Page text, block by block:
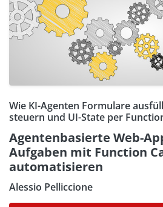
Wie KI-Agenten Formulare
steuern und UI-State per
Agentenbasierte Web-
Aufgaben mit Function
automatisieren
Alessio Pelliccione